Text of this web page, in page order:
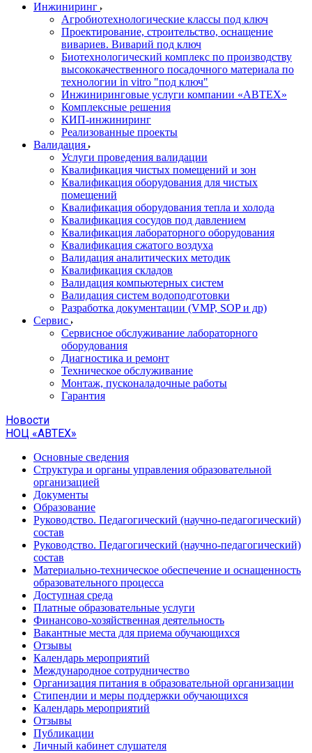
Инжиниринг
Агробиотехнологические классы под ключ
Проектирование, строительство, оснащение
вивариев. Виварий под ключ
Биотехнологический комплекс по производству
высококачественного посадочного материала по
технологии in vitro "под ключ"
Инжиниринговые услуги компании «АВТЕХ»
Комплексные решения
КИП-инжиниринг
Реализованные проекты
Валидация
Услуги проведения валидации
Квалификация чистых помещений и зон
Квалификация оборудования для чистых
помещений
Квалификация оборудования тепла и холода
Квалификация сосудов под давлением
Квалификация лабораторного оборудования
Квалификация сжатого воздуха
Валидация аналитических методик
Квалификация складов
Валидация компьютерных систем
Валидация систем водоподготовки
Разработка документации (VMP, SOP и др)
Cервис
Сервисное обслуживание лабораторного
оборудования
Диагностика и ремонт
Техническое обслуживание
Монтаж, пусконаладочные работы
Гарантия
Новости
НОЦ «АВТЕХ»
Основные сведения
Структура и органы управления образовательной
организацией
Документы
Образование
Руководство. Педагогический (научно-педагогический)
состав
Руководство. Педагогический (научно-педагогический)
состав
Материально-техническое обеспечение и оснащенность
образовательного процесса
Доступная среда
Платные образовательные услуги
Финансово-хозяйственная деятельность
Вакантные места для приема обучающихся
Отзывы
Календарь мероприятий
Международное сотрудничество
Организация питания в образовательной организации
Стипендии и меры поддержки обучающихся
Календарь мероприятий
Отзывы
Публикации
Личный кабинет слушателя